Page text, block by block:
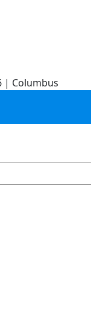
| Columbus